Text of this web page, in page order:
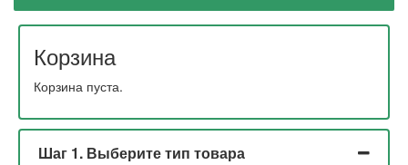
Корзина
Корзина пуста.
Шаг 1. Выберите тип товара